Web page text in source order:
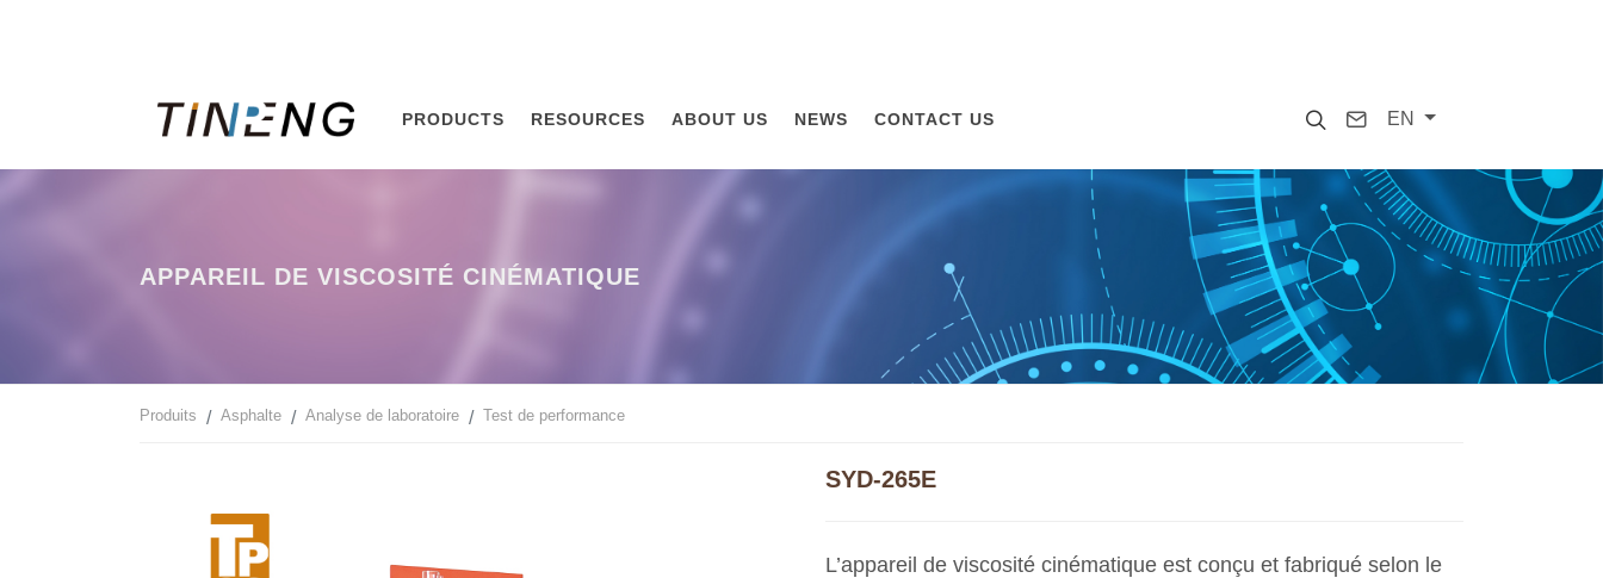
SearchContact
EN
PRODUCTS RESOURCES ABOUT US NEWS CONTACT US
APPAREIL DE VISCOSITÉ CINÉMATIQUE
Produits Asphalte Analyse de laboratoire Test de performance
SYD-265E
L’appareil de viscosité cinématique est conçu et fabriqué selon le